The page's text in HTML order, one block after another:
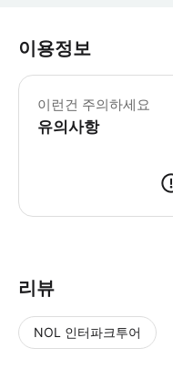
이용정보
이런건 주의하세요
유의사항
리뷰
NOL 인터파크투어